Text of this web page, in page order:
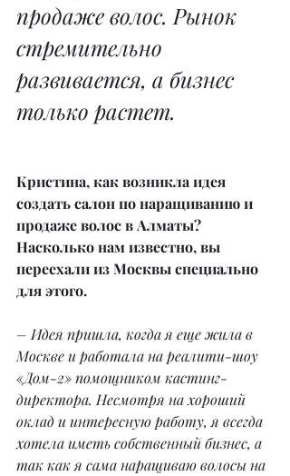
продаже волос. Рынок
стремительно
развивается, а бизнес
только растет.
Кристина, как возникла идея
создать салон по наращиванию и
продаже волос в Алматы?
Насколько нам известно, вы
переехали из Москвы специально
для этого.
– Идея пришла, когда я еще жила в
Москве и работала на реалити-шоу
«Дом-2» помощником кастинг-
директора. Несмотря на хороший
оклад и интересную работу, я всегда
хотела иметь собственный бизнес, а
так как я сама наращиваю волосы на